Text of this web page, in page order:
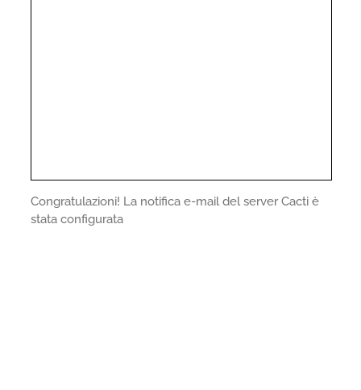
Congratulazioni! La notifica e-mail del server Cacti è
stata configurata